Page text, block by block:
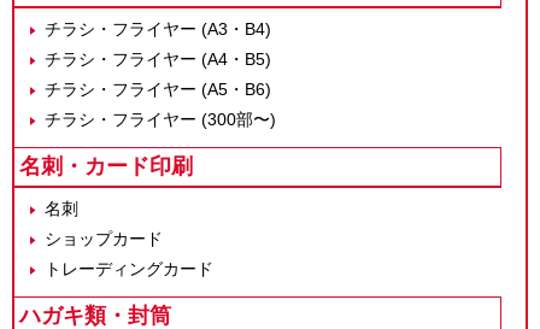
チラシ・フライヤー (A3・B4)
チラシ・フライヤー (A4・B5)
チラシ・フライヤー (A5・B6)
チラシ・フライヤー (300部〜)
名刺・カード印刷
名刺
ショップカード
トレーディングカード
ハガキ類・封筒